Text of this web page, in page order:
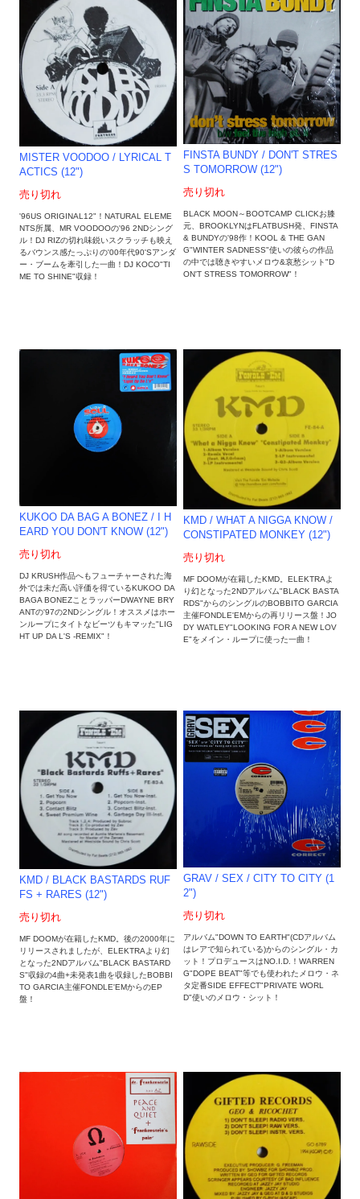
MISTER VOODOO / LYRICAL T
ACTICS (12")
売り切れ
'96US ORIGINAL12"！NATURAL ELEME
NTS所属、MR VOODOOの'96 2NDシング
ル！DJ RIZの切れ味鋭いスクラッチも映え
るバウンス感たっぷりの'00年代90'Sアンダ
ー・ブームを牽引した一曲！DJ KOCO"TI
ME TO SHINE"収録！
FINSTA BUNDY / DON'T STRES
S TOMORROW (12")
売り切れ
BLACK MOON～BOOTCAMP CLICKお膝
元、BROOKLYNはFLATBUSH発、FINSTA
& BUNDYの'98作！KOOL & THE GAN
G"WINTER SADNESS"使いの彼らの作品
の中では聴きやすいメロウ&哀愁シット"D
ON'T STRESS TOMORROW"！
KUKOO DA BAG A BONEZ / I H
EARD YOU DON'T KNOW (12")
売り切れ
DJ KRUSH作品へもフューチャーされた海
外では未だ高い評価を得ているKUKOO DA
BAGA BONEZことラッパーDWAYNE BRY
ANTの'97の2NDシングル！オススメはホー
ンループにタイトなビーツもキマッた"LIG
HT UP DA L'S -REMIX"！
KMD / WHAT A NIGGA KNOW /
CONSTIPATED MONKEY (12")
売り切れ
MF DOOMが在籍したKMD。ELEKTRAよ
り幻となった2NDアルバム"BLACK BASTA
RDS"からのシングルのBOBBITO GARCIA
主催FONDLE'EMからの再リリース盤！JO
DY WATLEY"LOOKING FOR A NEW LOV
E"をメイン・ループに使った一曲！
KMD / BLACK BASTARDS RUF
FS + RARES (12")
売り切れ
MF DOOMが在籍したKMD。後の2000年に
リリースされましたが、ELEKTRAより幻
となった2NDアルバム"BLACK BASTARD
S"収録の4曲+未発表1曲を収録したBOBBI
TO GARCIA主催FONDLE'EMからのEP
盤！
GRAV / SEX / CITY TO CITY (1
2")
売り切れ
アルバム"DOWN TO EARTH"(CDアルバム
はレアで知られている)からのシングル・カ
ット！プロデュースはNO.I.D.！WARREN
G"DOPE BEAT"等でも使われたメロウ・ネ
タ定番SIDE EFFECT"PRIVATE WORL
D"使いのメロウ・シット！